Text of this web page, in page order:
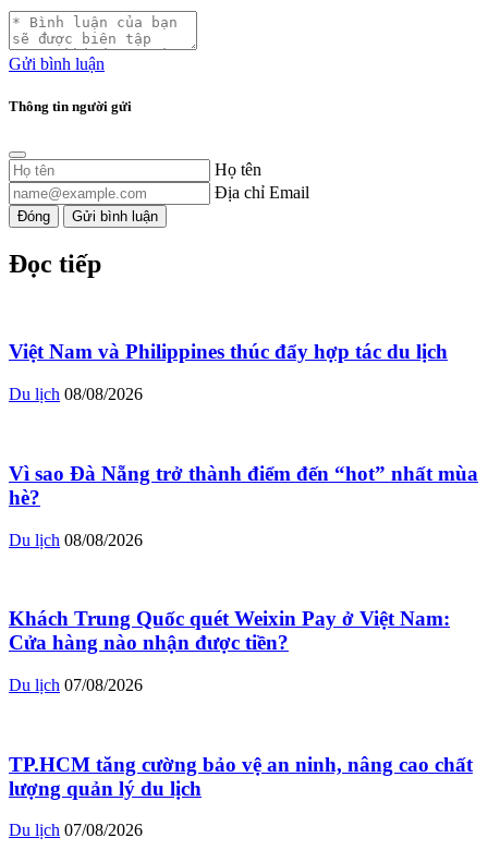
Gửi bình luận
Thông tin người gửi
Họ tên
Địa chỉ Email
Đóng Gửi bình luận
Đọc tiếp
Việt Nam và Philippines thúc đẩy hợp tác du lịch
Du lịch 08/08/2026
Vì sao Đà Nẵng trở thành điểm đến “hot” nhất mùa
hè?
Du lịch 08/08/2026
Khách Trung Quốc quét Weixin Pay ở Việt Nam:
Cửa hàng nào nhận được tiền?
Du lịch 07/08/2026
TP.HCM tăng cường bảo vệ an ninh, nâng cao chất
lượng quản lý du lịch
Du lịch 07/08/2026